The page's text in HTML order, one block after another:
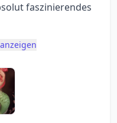
faszinierendes